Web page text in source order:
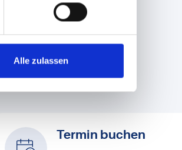
Alle zulassen
Termin buchen